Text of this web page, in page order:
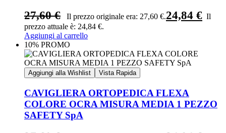
27,60€ Il prezzo originale era: 27,60 €.24,84 € Il
prezzo attuale è: 24,84 €.
Aggiungi al carrello
10% PROMO
Aggiungi alla Wishlist Vista Rapida
CAVIGLIERA ORTOPEDICA FLEXA
COLORE OCRA MISURA MEDIA 1 PEZZO
SAFETY SpA